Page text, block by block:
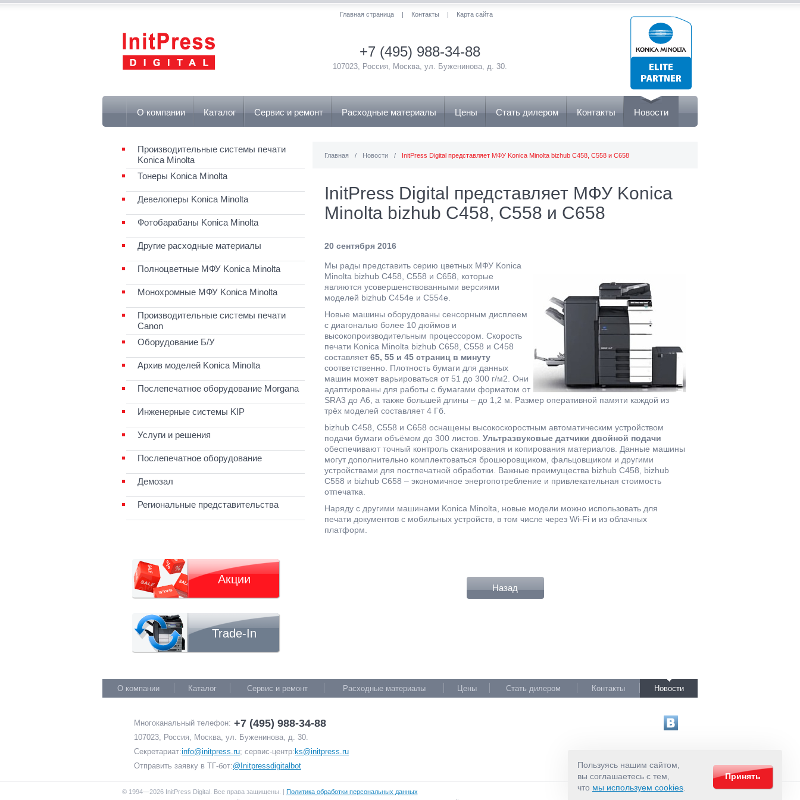
Главная страница | Контакты | Карта сайта
+7 (495) 988-34-88
107023, Россия, Москва, ул. Буженинова, д. 30.
О компании Каталог Сервис и ремонт Расходные материалы Цены Стать дилером Контакты Новости
Главная / Новости / InitPress Digital представляет МФУ Konica Minolta bizhub C458, C558 и C658
InitPress Digital представляет МФУ Konica
Minolta bizhub C458, C558 и C658
20 сентября 2016
Мы рады представить серию цветных МФУ Konica
Minolta bizhub C458, C558 и C658, которые
являются усовершенствованными версиями
моделей bizhub C454e и C554e.
Новые машины оборудованы сенсорным дисплеем
с диагональю более 10 дюймов и
высокопроизводительным процессором. Скорость
печати Konica Minolta bizhub C658, C558 и C458
составляет 65, 55 и 45 страниц в минуту
соответственно. Плотность бумаги для данных
машин может варьироваться от 51 до 300 г/м2. Они
адаптированы для работы с бумагами форматом от
SRA3 до A6, а также большей длины – до 1,2 м. Размер оперативной памяти каждой из
трёх моделей составляет 4 Гб.
bizhub C458, C558 и C658 оснащены высокоскоростным автоматическим устройством
подачи бумаги объёмом до 300 листов. Ультразвуковые датчики двойной подачи
обеспечивают точный контроль сканирования и копирования материалов. Данные машины
могут дополнительно комплектоваться брошюровщиком, фальцовщиком и другими
устройствами для постпечатной обработки. Важные преимущества bizhub C458, bizhub
C558 и bizhub C658 – экономичное энергопотребление и привлекательная стоимость
отпечатка.
Наряду с другими машинами Konica Minolta, новые модели можно использовать для
печати документов с мобильных устройств, в том числе через Wi-Fi и из облачных
платформ.
Назад
Производительные системы печати
Konica Minolta
Тонеры Konica Minolta
Девелоперы Konica Minolta
Фотобарабаны Konica Minolta
Другие расходные материалы
Полноцветные МФУ Konica Minolta
Монохромные МФУ Konica Minolta
Производительные системы печати
Canon
Оборудование Б/У
Архив моделей Konica Minolta
Послепечатное оборудование Morgana
Инженерные системы KIP
Услуги и решения
Послепечатное оборудование
Демозал
Региональные представительства
Акции
Trade-In
О компании Каталог Сервис и ремонт Расходные материалы Цены Стать дилером Контакты Новости
Многоканальный телефон: +7 (495) 988-34-88
107023, Россия, Москва, ул. Буженинова, д. 30.
Секретариат:info@initpress.ru; сервис-центр: ks@initpress.ru
Отправить заявку в ТГ-бот:@Initpressdigitalbot
© 1994—2026 InitPress Digital. Все права защищены. | Политика обработки персональных данных
Пользуясь нашим сайтом,
вы соглашаетесь с тем,
что мы используем cookies
Принять